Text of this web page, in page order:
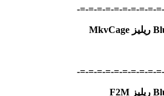
-=-=-=-=-=-=-=-=-=-
-=-=-=-=-=-=-=-=-=-